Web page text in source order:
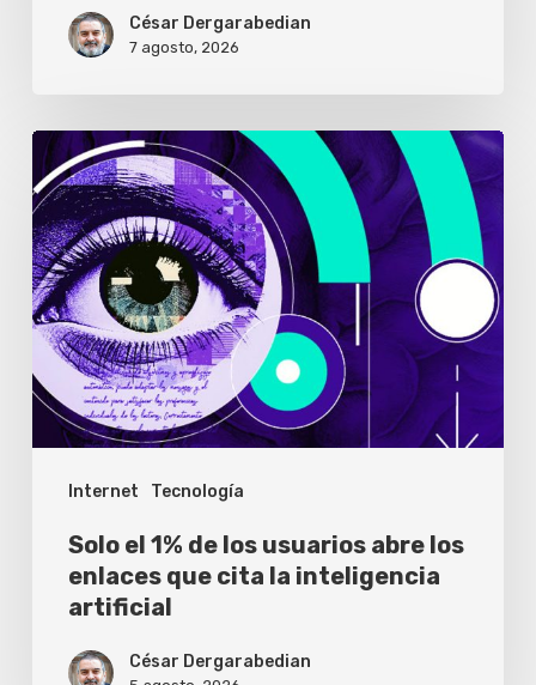
César Dergarabedian
7 agosto, 2026
Internet Tecnología
Solo
el
1%
de
los
usuarios
abre
los
enlaces
inteligencia
artificial
Solo el 1% de los usuarios abre los
enlaces que cita la inteligencia
artificial
César Dergarabedian